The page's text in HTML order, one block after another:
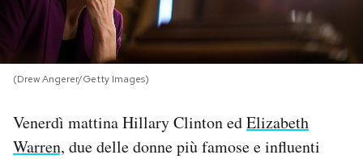
I MIEI PREFERITI
SHOP
(Drew Angerer/Getty Images)
Venerdì mattina Hillary Clinton edElizabeth
Warren, due delle donne più famose e influenti